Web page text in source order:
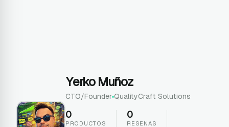
Yerko Muñoz
CTO/Founder QualityCraft Solutions
0
PRODUCTOS
0
RESENAS